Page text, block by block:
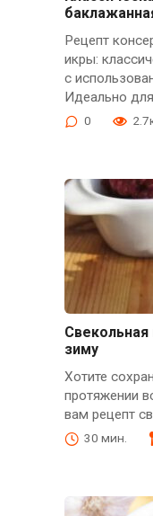
Рецепт
икры:
с
Идеально для
0
Свекольная
зиму
Хотите
протяжении
вам рецепт
30 мин.